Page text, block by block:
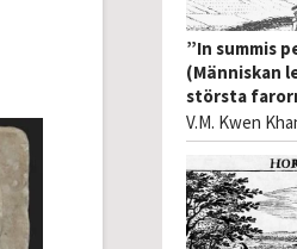
”In summis
(Människan
största
V.M. Kwen